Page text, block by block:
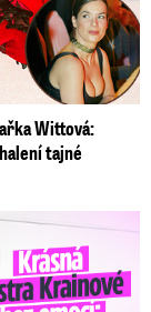
Wittová:
tajné